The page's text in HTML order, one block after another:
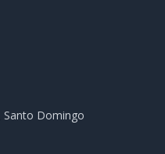
Santo Domingo